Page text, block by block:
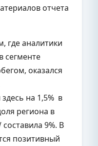
отчета
где аналитики
сегменте
оказался
на 1,5% в
региона в
9%. В
позитивный